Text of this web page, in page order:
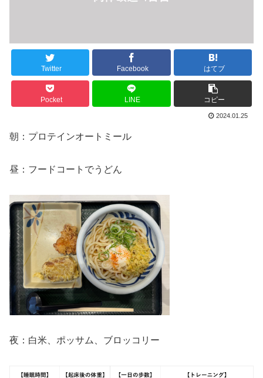
Twitter Facebook はてブ
Pocket LINE コピー
2024.01.25
朝：プロテインオートミール
昼：フードコートでうどん
夜：白米、ポッサム、ブロッコリー